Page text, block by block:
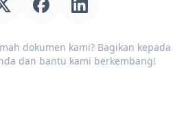
dokumen kami? Bagikan kepada
dan bantu kami berkembang!